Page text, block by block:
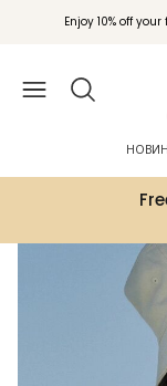
Enjoy 10% off
Вступайте в клуб